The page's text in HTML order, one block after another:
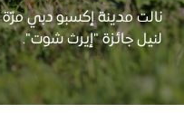
نالت مدينة إكسبو دبي
لنيل جائزة "إيرث شوت".